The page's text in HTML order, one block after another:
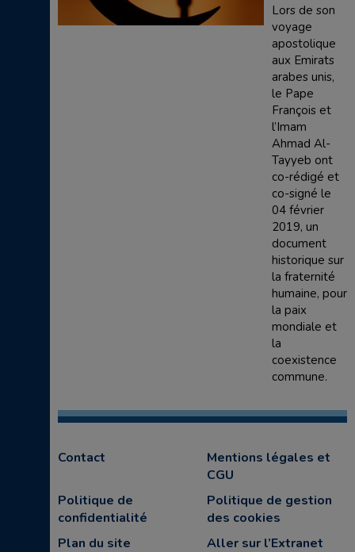
Lors de son
voyage
apostolique
aux Emirats
arabes unis,
le Pape
François et
l’Imam
Ahmad Al-
Tayyeb ont
co-rédigé et
co-signé le
04 février
2019, un
document
historique sur
la fraternité
humaine, pour
la paix
mondiale et
la
coexistence
commune.
Contact
Mentions légales et
CGU
Politique de
confidentialité
Politique de gestion
des cookies
Plan du site
Aller sur l’Extranet